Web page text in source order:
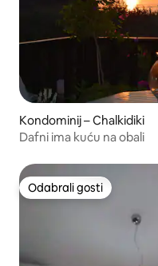
Kondominij – Chalkidiki
Dafni ima kuću na obali
Odabrali gosti
Odabrali gosti